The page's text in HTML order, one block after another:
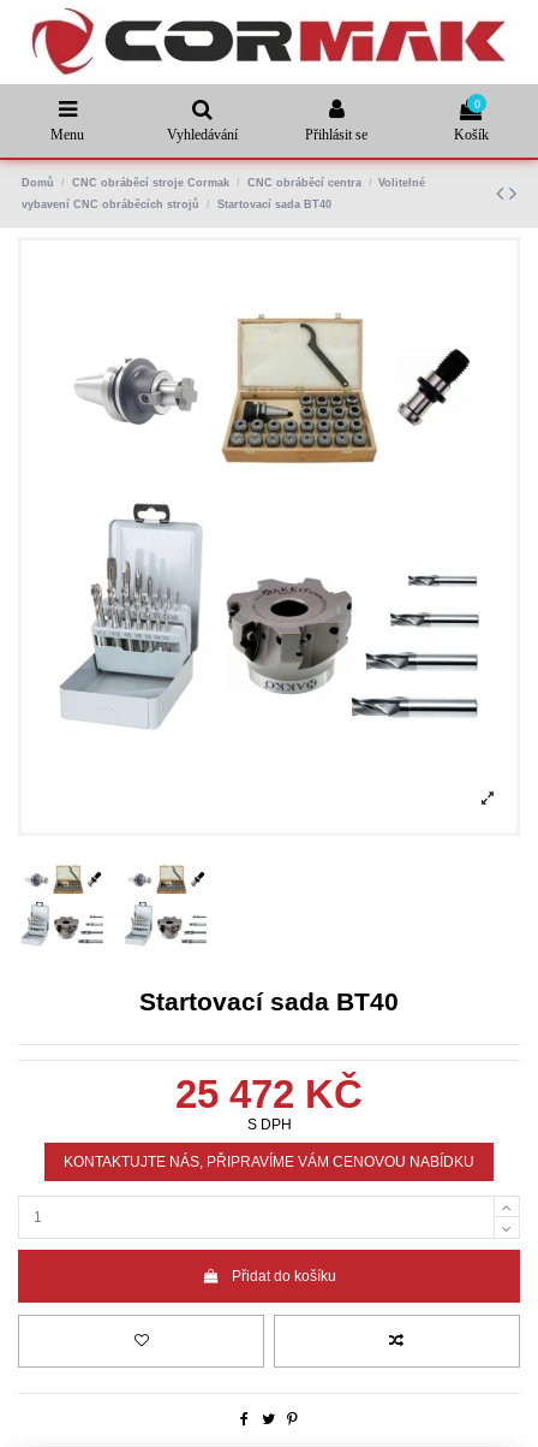
Menu Vyhledávání Přihlásit se
0
Košík
Domů CNC obráběcí stroje Cormak CNC obráběcí centra
Volitelné
vybavení CNC obráběcích strojů
Startovací sada BT40
Startovací sada BT40
25 472 KČ
S DPH
KONTAKTUJTE NÁS, PŘIPRAVÍME VÁM CENOVOU NABÍDKU
Přidat do košíku